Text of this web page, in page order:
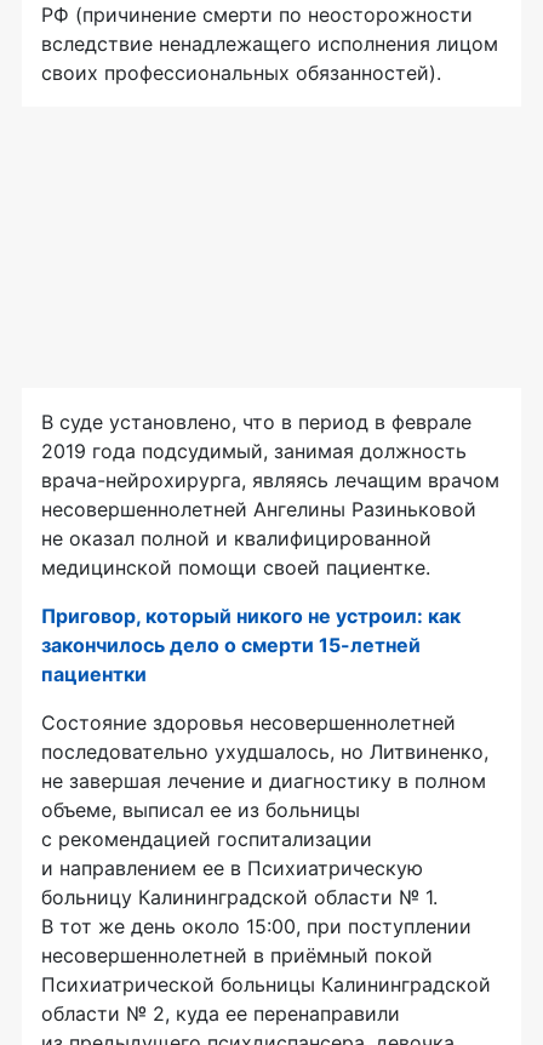
РФ (причинение смерти по неосторожности
вследствие ненадлежащего исполнения лицом
своих профессиональных обязанностей).
В суде установлено, что в период в феврале
2019 года подсудимый, занимая должность
врача-нейрохирурга, являясь лечащим врачом
несовершеннолетней Ангелины Разиньковой
не оказал полной и квалифицированной
медицинской помощи своей пациентке.
Приговор, который никого не устроил: как
закончилось дело о смерти 15-летней
пациентки
Состояние здоровья несовершеннолетней
последовательно ухудшалось, но Литвиненко,
не завершая лечение и диагностику в полном
объеме, выписал ее из больницы
с рекомендацией госпитализации
и направлением ее в Психиатрическую
больницу Калининградской области № 1.
В тот же день около 15:00, при поступлении
несовершеннолетней в приёмный покой
Психиатрической больницы Калининградской
области № 2, куда ее перенаправили